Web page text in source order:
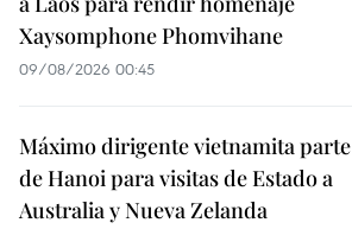
Xaysomphone Phomvihane
09/08/2026 00:45
Máximo dirigente vietnamita parte
de Hanoi para visitas de Estado a
Australia y Nueva Zelanda